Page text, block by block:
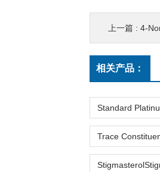
上一篇 : 4-
相关产品：